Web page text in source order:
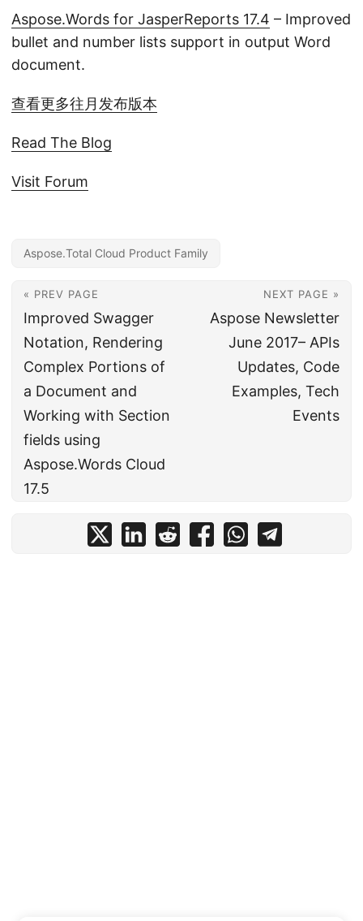
Aspose.Words for JasperReports 17.4 – Improved
bullet and number lists support in output Word
document.
查看更多往月发布版本
Read The Blog
Visit Forum
Aspose.Total Cloud Product Family
« PREV PAGE
Improved Swagger
Notation, Rendering
Complex Portions of
a Document and
Working with Section
fields using
Aspose.Words Cloud
17.5
NEXT PAGE »
Aspose Newsletter
June 2017– APIs
Updates, Code
Examples, Tech
Events